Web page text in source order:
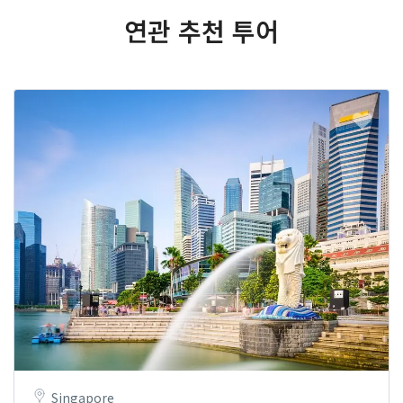
연관 추천 투어
Singapore